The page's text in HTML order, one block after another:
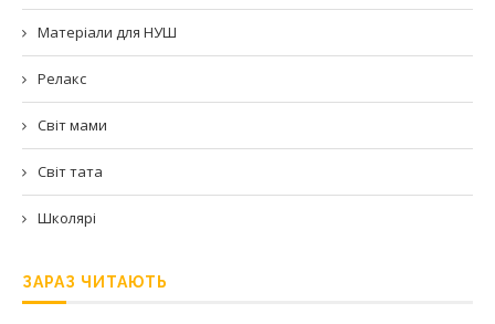
Матеріали для НУШ
Релакс
Світ мами
Світ тата
Школярі
ЗАРАЗ ЧИТАЮТЬ